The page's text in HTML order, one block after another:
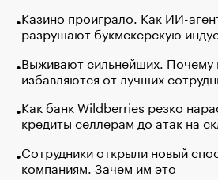
Казино проиграло. Как ИИ-
разрушают букмекерскую
Выживают сильнейших. Почему
избавляются от лучших
Как банк Wildberries резко
кредиты селлерам до атак на
Сотрудники открыли новый
компаниям. Зачем им это